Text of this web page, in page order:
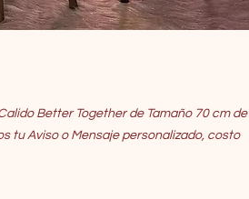
Better Together de Tamaño 70 cm de
tu Aviso o Mensaje personalizado, costo